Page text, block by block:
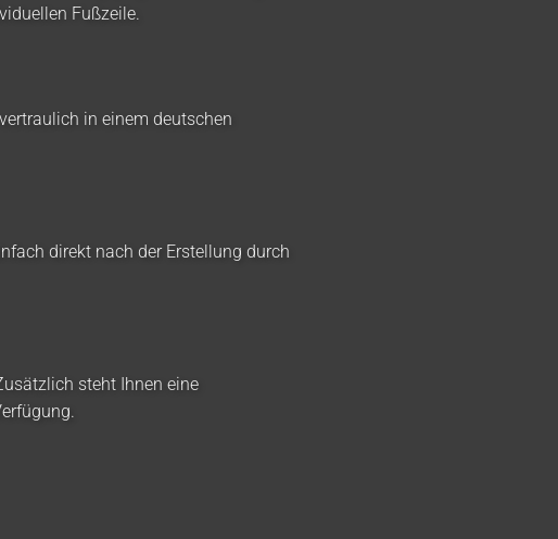
Fußzeile.
in einem deutschen
direkt nach der Erstellung durch
steht Ihnen eine